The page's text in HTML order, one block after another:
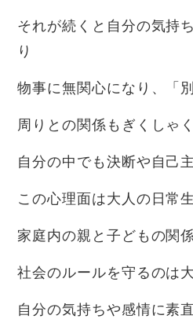
それが続くと自分の気持
り
物事に無関心になり、「
周りとの関係もぎくしゃ
自分の中でも決断や自己
この心理面は大人の日常
家庭内の親と子どもの関
社会のルールを守るのは
自分の気持ちや感情に素